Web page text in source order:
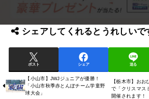
シェアしてくれるとうれしいで
ポスト シェア 送る
【小山市】JWJジュニアが優勝！
「小山市秋季赤とんぼチーム学童野
球大会」
【栃木市】お
で「クリスマス
開催されます！